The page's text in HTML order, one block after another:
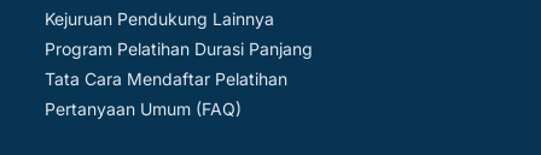
Kejuruan Pendukung Lainnya
Program Pelatihan Durasi Panjang
Tata Cara Mendaftar Pelatihan
Pertanyaan Umum (FAQ)